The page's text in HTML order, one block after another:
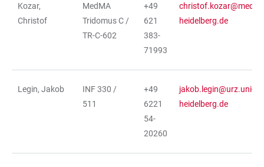
Kozar,
Christof
MedMA
Tridomus C /
TR-C-602
+49
621
383-
71993
heidelberg.de
Legin, Jakob
INF 330 /
511
+49
6221
54-
20260
jakob.legin@urz.uni-
heidelberg.de